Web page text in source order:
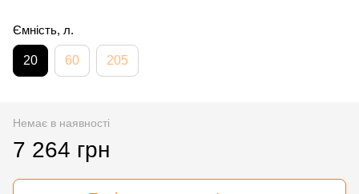
Ємність, л.
20 60 205
Немає в наявності
7 264 грн